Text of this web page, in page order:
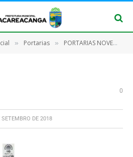
» Portarias » PORTARIAS NOVEMBRO/2017
0
SETEMBRO DE 2018